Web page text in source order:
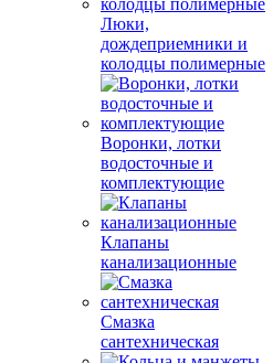
Люки,
дождеприемники и
колодцы полимерные
Воронки, лотки
водосточные и
комплектующие
Клапаны
канализационные
Смазка
сантехническая